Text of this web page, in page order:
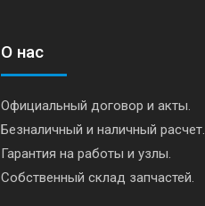
О нас
Официальный договор и акты.
Безналичный и наличный расчет.
Гарантия на работы и узлы.
Собственный склад запчастей.